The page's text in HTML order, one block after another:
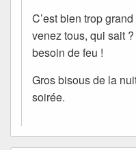
C’est bien trop
venez tous, qui sait
besoin de feu !
Gros bisous de la
soirée.